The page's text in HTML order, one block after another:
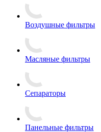
Воздушные фильтры
Масляные фильтры
Сепараторы
Панельные фильтры